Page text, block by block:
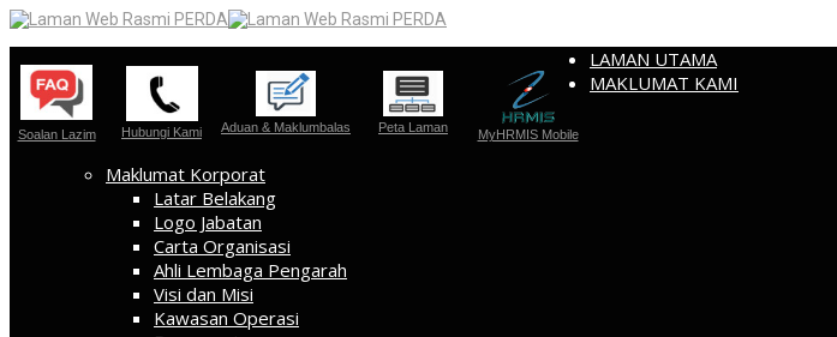
Soalan Lazim Hubungi Kami Aduan & Maklumbalas Peta Laman MyHRMIS Mobile
LAMAN UTAMA
MAKLUMAT KAMI
Maklumat Korporat
Latar Belakang
Logo Jabatan
Carta Organisasi
Ahli Lembaga Pengarah
Visi dan Misi
Kawasan Operasi